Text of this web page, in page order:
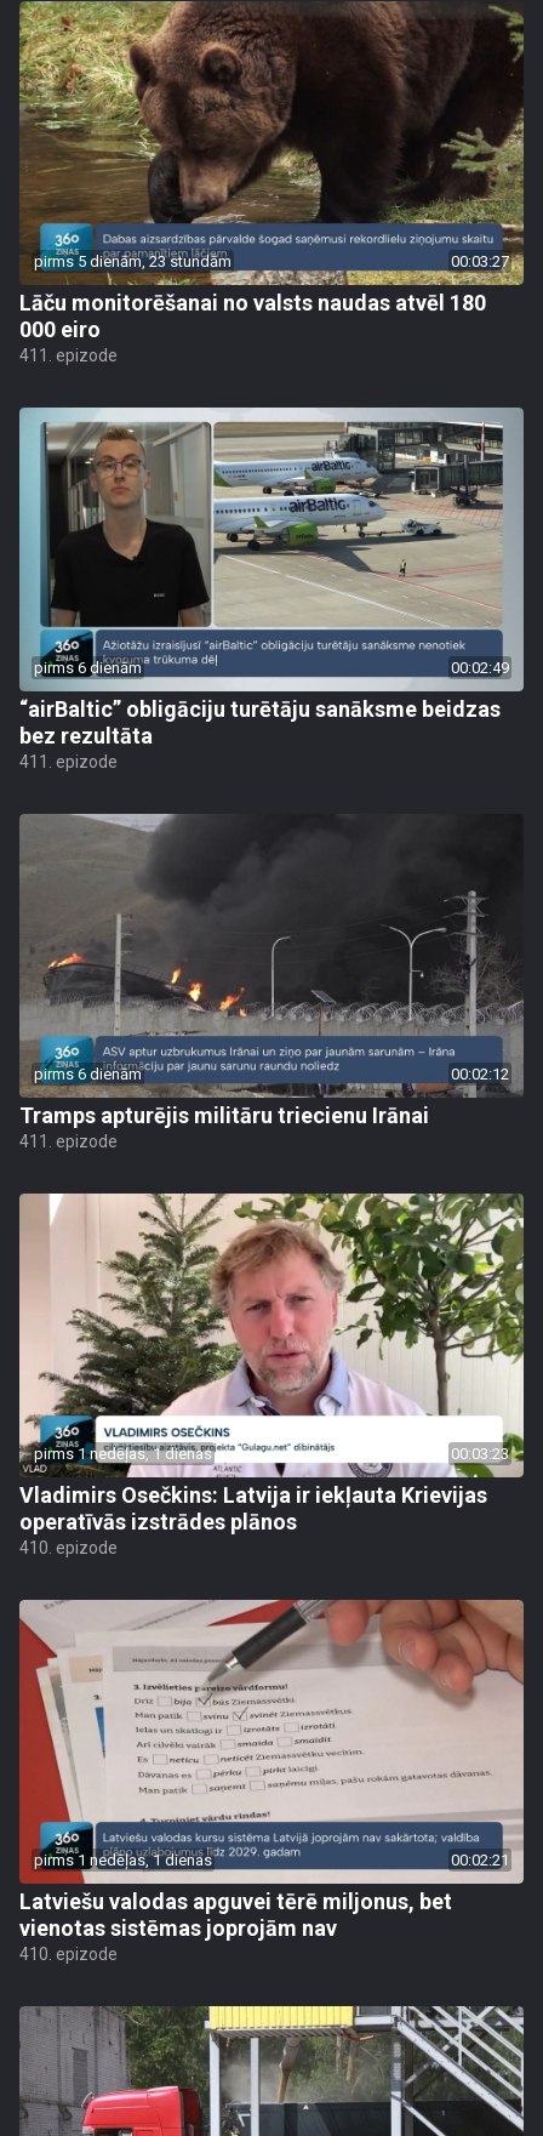
pirms 5 dienām, 23 stundām 00:03:27
Lāču monitorēšanai no valsts naudas atvēl 180
000 eiro
411. epizode
pirms 6 dienām 00:02:49
“airBaltic” obligāciju turētāju sanāksme beidzas
bez rezultāta
411. epizode
pirms 6 dienām 00:02:12
Tramps apturējis militāru triecienu Irānai
411. epizode
pirms 1 nedēļas, 1 dienas 00:03:23
Vladimirs Osečkins: Latvija ir iekļauta Krievijas
operatīvās izstrādes plānos
410. epizode
pirms 1 nedēļas, 1 dienas 00:02:21
Latviešu valodas apguvei tērē miljonus, bet
vienotas sistēmas joprojām nav
410. epizode